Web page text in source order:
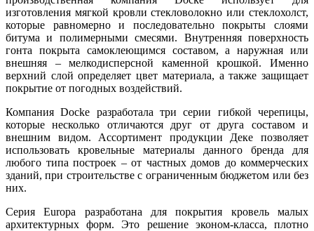
изготовления мягкой кровли стекловолокно или стеклохолст,
которые равномерно и последовательно покрыты слоями
битума и полимерными смесями. Внутренняя поверхность
гонта покрыта самоклеющимся составом, а наружная или
внешняя – мелкодисперсной каменной крошкой. Именно
верхний слой определяет цвет материала, а также защищает
покрытие от погодных воздействий.
Компания Docke разработала три серии гибкой черепицы,
которые несколько отличаются друг от друга составом и
внешним видом. Ассортимент продукции Деке позволяет
использовать кровельные материалы данного бренда для
любого типа построек – от частных домов до коммерческих
зданий, при строительстве с ограниченным бюджетом или без
них.
Серия Europa разработана для покрытия кровель малых
архитектурных форм. Это решение эконом-класса, плотно